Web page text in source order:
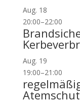
Aug. 18
20:00–22:00
Aug. 19
19:00–21:00